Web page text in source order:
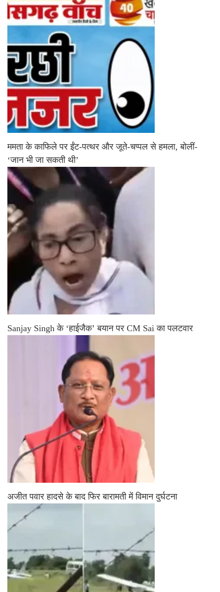
ममता के काफिले पर ईंट-पत्थर और जूते-चप्पल से हमला, बोलीं-
‘जान भी जा सकती थी’
Sanjay Singh के ‘हाईजैक’ बयान पर CM Sai का पलटवार
अजीत पवार हादसे के बाद फिर बारामती में विमान दुर्घटना